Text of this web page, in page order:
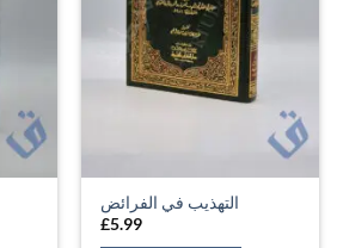
التهذيب في الفرائض
£5.99